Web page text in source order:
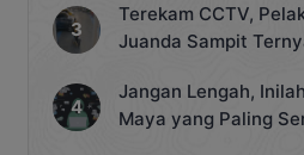
Terekam CCTV,
Juanda Sampit
Jangan Lengah,
Maya yang Paling